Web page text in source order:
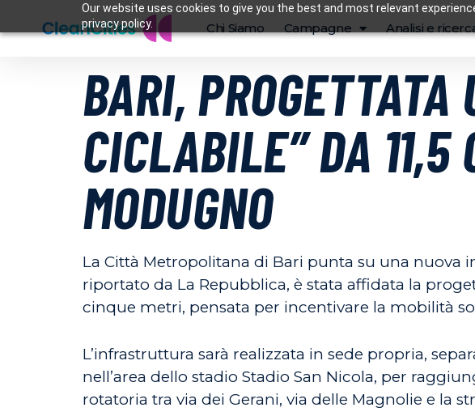
Our website uses cookies to give you the best and most relevant
privacy policy.
Chi Siamo Campagne Analisi e
BARI, PROGETTATA
CICLABILE” DA 11,5
MODUGNO
La Città Metropolitana di Bari punta su una nuova
riportato da La Repubblica, è stata affidata la
cinque metri, pensata per incentivare la mobilità
L’infrastruttura sarà realizzata in sede propria,
nell’area dello stadio Stadio San Nicola, per
rotatoria tra via dei Gerani, via delle Magnolie e la